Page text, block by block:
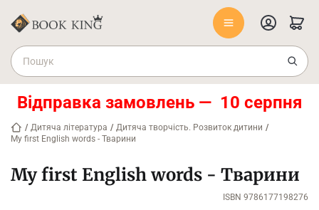
Відправка замовлень — 10 серпня
/ Дитяча література / Дитяча творчість. Розвиток дитини /
My first English words - Тварини
My first English words - Тварини
ISBN 9786177198276